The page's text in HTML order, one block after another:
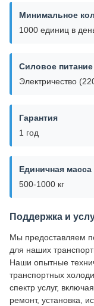
Минимальное
1000 единиц в
Силовое питание
Электричество
Гарантия
1 год
Единичная масса
500-1000 кг
Поддержка и
Мы предоставляем
для наших
Наши опытные
транспортных
спектр услуг,
ремонт, установка,